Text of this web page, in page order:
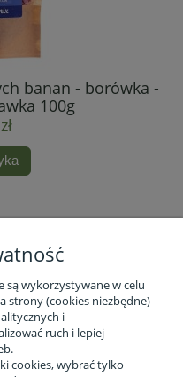
banan - borówka -
100g
firmie
są wykorzystywane w celu
strony (cookies niezbędne)
i
ruch i lepiej
cookies, wybrać tylko